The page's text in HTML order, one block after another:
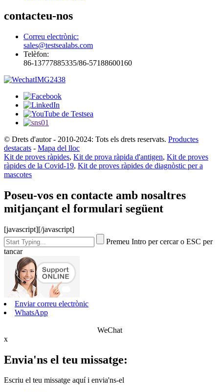
contacteu-nos
Correu electrònic:
sales@testsealabs.com
Telèfon:
86-13777885335/86-57188600160
© Drets d'autor - 2010-2024: Tots els drets reservats. Productes
destacats - Mapa del lloc
Kit de proves ràpides, Kit de prova ràpida d'antigen, Kit de proves
ràpides de la Covid-19, Kit de proves ràpides de diagnòstic per a
mascotes
Poseu-vos en contacte amb nosaltres
mitjançant el formulari següent
[javascript][/javascript]
Premeu Intro per cercar o ESC per
tancar
Enviar correu electrònic
WhatsApp
WeChat
x
Envia'ns el teu missatge:
Escriu el teu missatge aquí i envia'ns-el